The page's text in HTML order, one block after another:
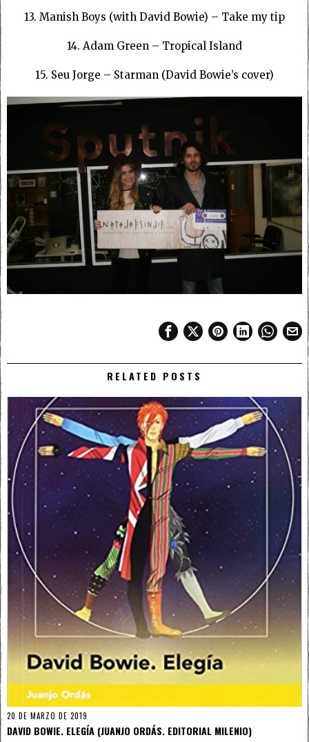
13. Manish Boys (with David Bowie) – Take my tip
14. Adam Green – Tropical Island
15. Seu Jorge – Starman (David Bowie’s cover)
RELATED POSTS
20 DE MARZO DE 2019
DAVID BOWIE. ELEGÍA (JUANJO ORDÁS. EDITORIAL MILENIO)